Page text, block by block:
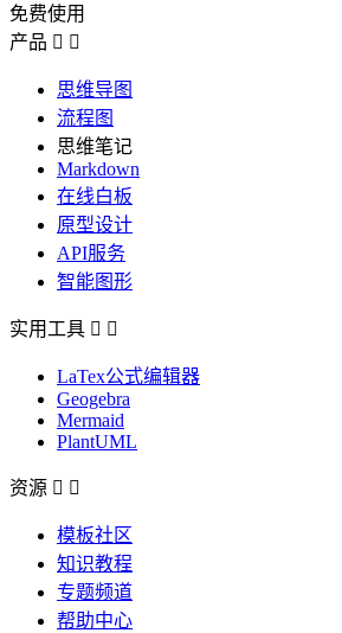
免费使用
产品  
思维导图
流程图
思维笔记
Markdown
在线白板
原型设计
API服务
智能图形
实用工具  
LaTex公式编辑器
Geogebra
Mermaid
PlantUML
资源  
模板社区
知识教程
专题频道
帮助中心